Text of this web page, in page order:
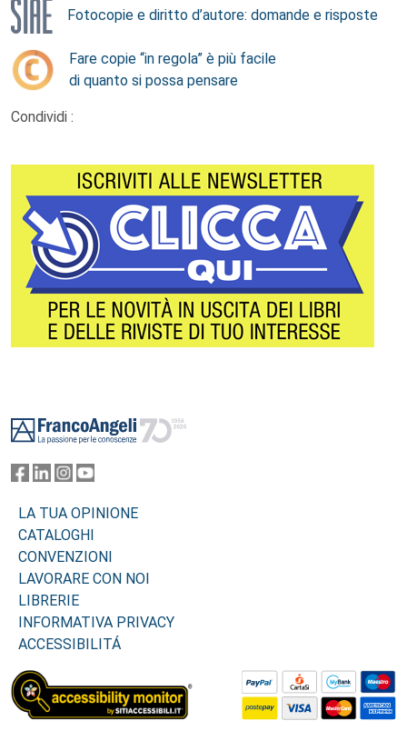
Fotocopie e diritto d’autore: domande e risposte
Fare copie “in regola” è più facile
di quanto si possa pensare
Condividi :
LA TUA OPINIONE
CATALOGHI
CONVENZIONI
LAVORARE CON NOI
LIBRERIE
INFORMATIVA PRIVACY
ACCESSIBILITÁ